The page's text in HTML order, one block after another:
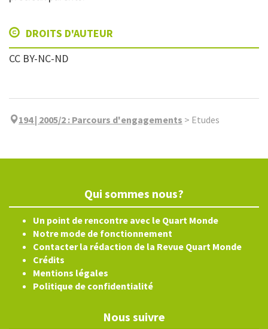
DROITS D'AUTEUR
CC BY-NC-ND
194 | 2005/2 : Parcours d'engagements > Etudes
Qui sommes nous?
Un point de rencontre avec le Quart Monde
Notre mode de fonctionnement
Contacter la rédaction de la Revue Quart Monde
Crédits
Mentions légales
Politique de confidentialité
Nous suivre